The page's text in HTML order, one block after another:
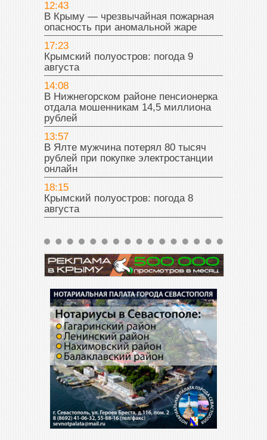
12:43
В Крыму — чрезвычайная пожарная
опасность при аномальной жаре
17:23
Крымский полуостров: погода 9
августа
14:08
В Нижнегорском районе пенсионерка
отдала мошенникам 14,5 миллиона
рублей
13:57
В Ялте мужчина потерял 80 тысяч
рублей при покупке электростанции
онлайн
18:15
Крымский полуостров: погода 8
августа